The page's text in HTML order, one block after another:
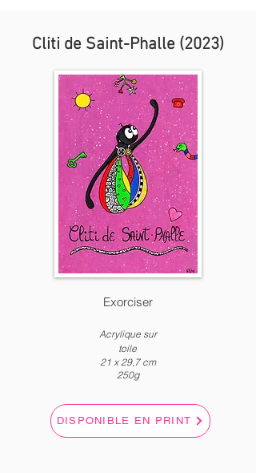
Cliti de Saint-Phalle (2023)
Exorciser
Acrylique sur
toile
21 x 29,7 cm
250g
DISPONIBLE EN PRINT